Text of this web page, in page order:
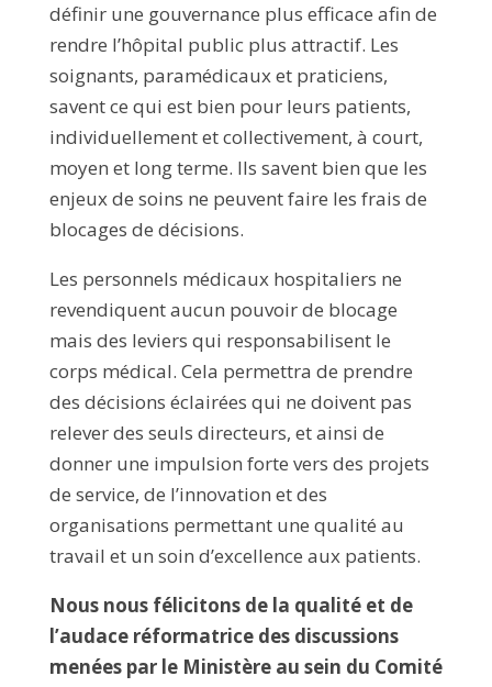
définir une gouvernance plus efficace afin de
rendre l’hôpital public plus attractif. Les
soignants, paramédicaux et praticiens,
savent ce qui est bien pour leurs patients,
individuellement et collectivement, à court,
moyen et long terme. Ils savent bien que les
enjeux de soins ne peuvent faire les frais de
blocages de décisions.
Les personnels médicaux hospitaliers ne
revendiquent aucun pouvoir de blocage
mais des leviers qui responsabilisent le
corps médical. Cela permettra de prendre
des décisions éclairées qui ne doivent pas
relever des seuls directeurs, et ainsi de
donner une impulsion forte vers des projets
de service, de l’innovation et des
organisations permettant une qualité au
travail et un soin d’excellence aux patients.
Nous nous félicitons de la qualité et de
l’audace réformatrice des discussions
menées par le Ministère au sein du Comité